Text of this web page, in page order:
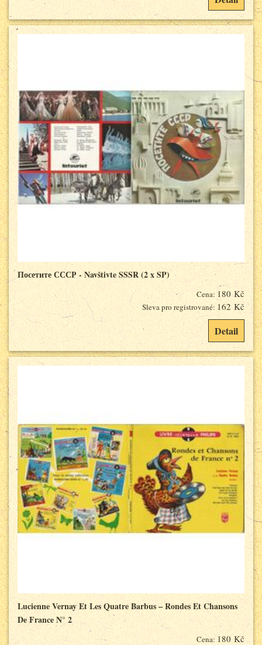
Посетите СССР - Navštivte SSSR (2 x SP)
Cena: 180 Kč
Sleva pro registrované: 162 Kč
Detail
Lucienne Vernay Et Les Quatre Barbus – Rondes Et Chansons
De France N° 2
Cena: 180 Kč